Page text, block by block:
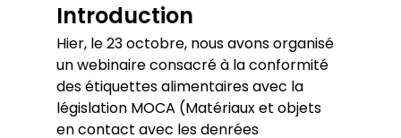
Introduction
Hier, le 23 octobre, nous avons organisé
un webinaire consacré à la conformité
des étiquettes alimentaires avec la
législation MOCA (Matériaux et objets
en contact avec les denrées